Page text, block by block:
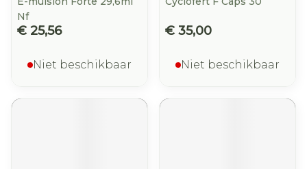
Nf
€ 25,56
Niet beschikbaar
€ 35,00
Niet beschikbaar